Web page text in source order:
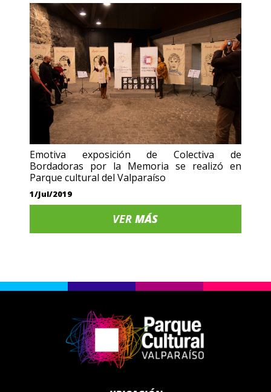
Emotiva exposición de Colectiva de
Bordadoras por la Memoria se realizó en
Parque cultural del Valparaíso
1/Jul/2019
VERMÁS